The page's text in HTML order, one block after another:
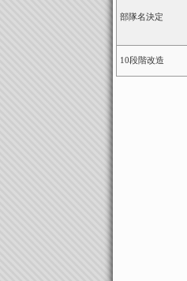
部隊名決定
10段階改造